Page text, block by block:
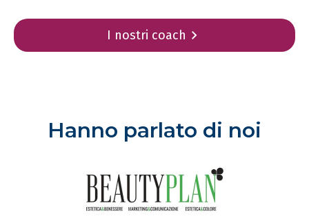
I nostri coach
Hanno parlato di noi